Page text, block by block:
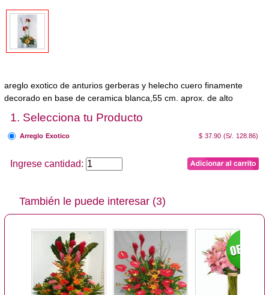
areglo exotico de anturios gerberas y helecho cuero finamente
decorado en base de ceramica blanca,55 cm. aprox. de alto
1. Selecciona tu Producto
Arreglo Exotico $ 37.90(S/. 128.86)
Ingrese cantidad:
También le puede interesar (3)